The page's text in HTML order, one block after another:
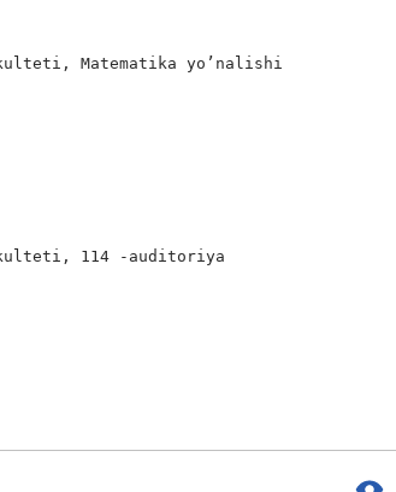
Matematika yo’nalishi
114 -auditoriya